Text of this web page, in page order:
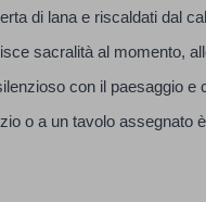
di lana e riscaldati dal
sacralità al momento,
con il paesaggio e
o a un tavolo assegnato